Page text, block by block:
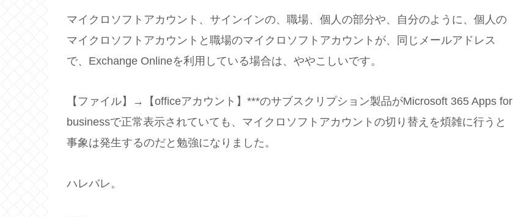
マイクロソフトアカウント、サインインの、職場、個人の部分や、自分のように、個人の
マイクロソフトアカウントと職場のマイクロソフトアカウントが、同じメールアドレス
で、Exchange Onlineを利用している場合は、ややこしいです。
【ファイル】→【officeアカウント】***のサブスクリプション製品がMicrosoft 365 Apps for
businessで正常表示されていても、マイクロソフトアカウントの切り替えを煩雑に行うと
事象は発生するのだと勉強になりました。
ハレバレ。